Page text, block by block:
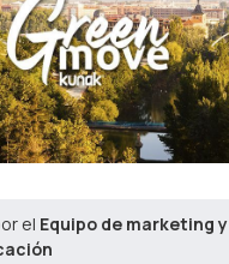
el Equipo de marketing y